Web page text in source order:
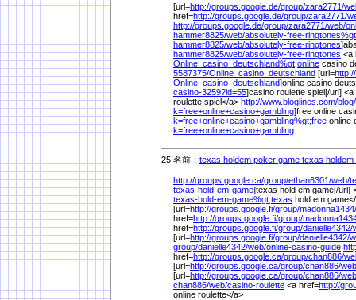
[url=http://groups.google.de/group/zara2771/
href=http://groups.google.de/group/zara2771/
http://groups.google.de/group/zara2771/web/
hammer8825/web/absolutely-free-ringtones%
hammer8825/web/absolutely-free-ringtones
hammer8825/web/absolutely-free-ringtones <a
Online_casino_deutschland%gt;online casino
5587375/Online_casino_deutschland [url=
Online_casino_deutschland]online casino
casino-3259?id=55]casino roulette spiel[/url] <a
roulette spiel</a> http://www.bloglines.com/blog/
k=free+online+casino+gambling]free online
k=free+online+casino+gambling%gt;free online
k=free+online+casino+gambling
25 名前： texas holdem poker game texas
http://groups.google.ca/group/ethan6301/web/
texas-hold-em-game]texas hold em game[/url]
texas-hold-em-game%gt;texas hold em
[url=http://groups.google.fi/group/madonna1434/
href=http://groups.google.fi/group/
href=http://groups.google.fi/group/danielle4342/
[url=http://groups.google.fi/group/danielle4342/
group/danielle4342/web/online-casino-guide
href=http://groups.google.ca/group/chan886/
[url=http://groups.google.ca/group/chan886/
[url=http://groups.google.ca/group/chan886/
chan886/web/casino-roulette <a href=http://
online roulette</a>